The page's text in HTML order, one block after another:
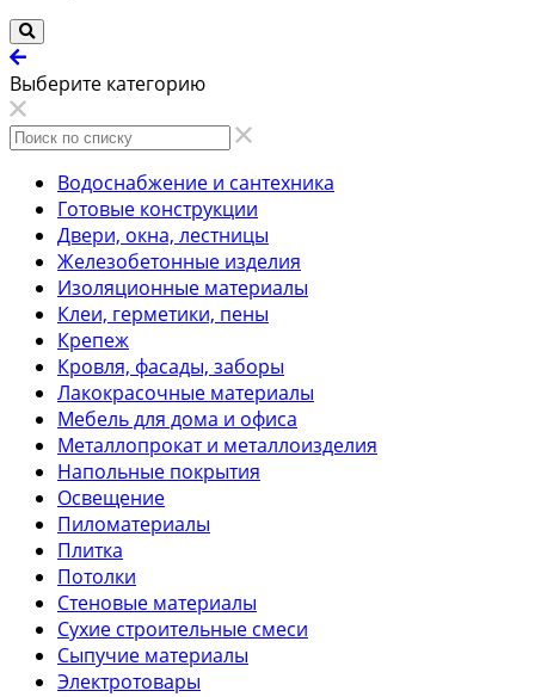
Выберите категорию
Водоснабжение и сантехника
Готовые конструкции
Двери, окна, лестницы
Железобетонные изделия
Изоляционные материалы
Клеи, герметики, пены
Крепеж
Кровля, фасады, заборы
Лакокрасочные материалы
Мебель для дома и офиса
Металлопрокат и металлоизделия
Напольные покрытия
Освещение
Пиломатериалы
Плитка
Потолки
Стеновые материалы
Сухие строительные смеси
Сыпучие материалы
Электротовары